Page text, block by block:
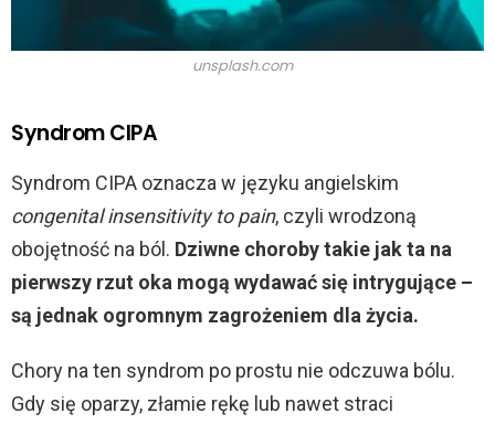
unsplash.com
Syndrom CIPA
Syndrom CIPA oznacza w języku angielskim
congenital insensitivity to pain, czyli wrodzoną
obojętność na ból. Dziwne choroby takie jak ta na
pierwszy rzut oka mogą wydawać się intrygujące –
są jednak ogromnym zagrożeniem dla życia.
Chory na ten syndrom po prostu nie odczuwa bólu.
Gdy się oparzy, złamie rękę lub nawet straci